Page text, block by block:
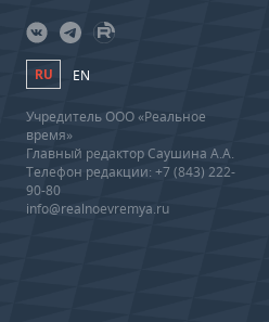
RU EN
Учредитель ООО «Реальное
время»
Главный редактор Саушина А.А.
Телефон редакции: +7 (843) 222-
90-80
info@realnoevremya.ru